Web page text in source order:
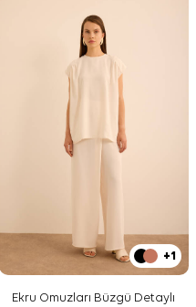
+1
Ekru Omuzları Büzgü Detaylı